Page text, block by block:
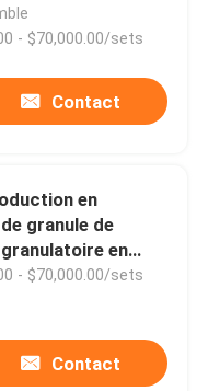
pp
- $70,000.00/sets
Contact
en
granule de
en
de 110L
- $70,000.00/sets
Contact